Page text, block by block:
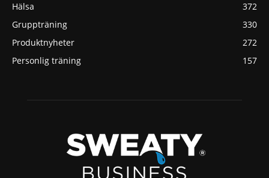
Hälsa
372
Gruppträning
330
Produktnyheter
272
Personlig träning
157